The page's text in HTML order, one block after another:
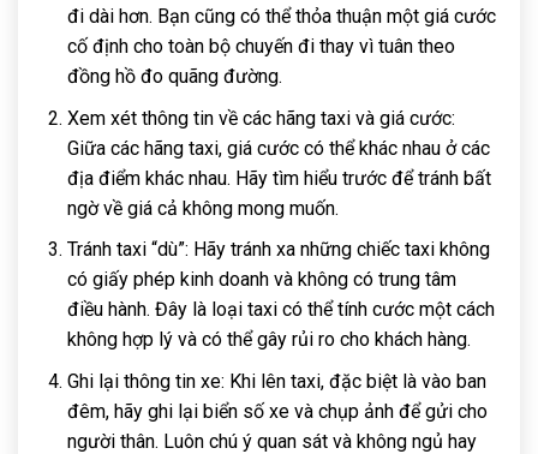
đi dài hơn. Bạn cũng có thể thỏa thuận một giá cước
cố định cho toàn bộ chuyến đi thay vì tuân theo
đồng hồ đo quãng đường.
Xem xét thông tin về các hãng taxi và giá cước:
Giữa các hãng taxi, giá cước có thể khác nhau ở các
địa điểm khác nhau. Hãy tìm hiểu trước để tránh bất
ngờ về giá cả không mong muốn.
Tránh taxi “dù”: Hãy tránh xa những chiếc taxi không
có giấy phép kinh doanh và không có trung tâm
điều hành. Đây là loại taxi có thể tính cước một cách
không hợp lý và có thể gây rủi ro cho khách hàng.
Ghi lại thông tin xe: Khi lên taxi, đặc biệt là vào ban
đêm, hãy ghi lại biển số xe và chụp ảnh để gửi cho
người thân. Luôn chú ý quan sát và không ngủ hay